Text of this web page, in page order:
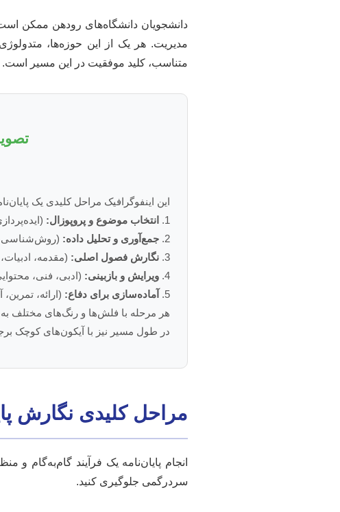
دانشجویان دانشگاه‌های رودهن ممکن
مدیریت. هر یک از این حوزه‌ها،
متناسب، کلید موفقیت در این مسیر است.
این اینفوگرافیک مراحل کلیدی یک
1.
انتخاب موضوع و پروپوزال:
2. جمع‌آوری و تحلیل داده: (روش‌شناسی،
3. نگارش فصول اصلی: (مقدمه،
4. ویرایش و بازبینی: (ادبی، فنی،
5.
آماده‌سازی برای دفاع: (ارائه،
هر مرحله با فلش‌ها و رنگ‌های مختلف
در طول مسیر نیز با آیکون‌های کوچک
مراحل کلیدی نگارش
انجام پایان‌نامه یک فرآیند گام‌به‌گام
سردرگمی جلوگیری کنید.